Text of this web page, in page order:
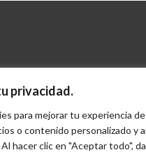
privacidad.
para mejorar tu experiencia
o contenido personalizado y
hacer clic en "Aceptar todo",
interoceánico